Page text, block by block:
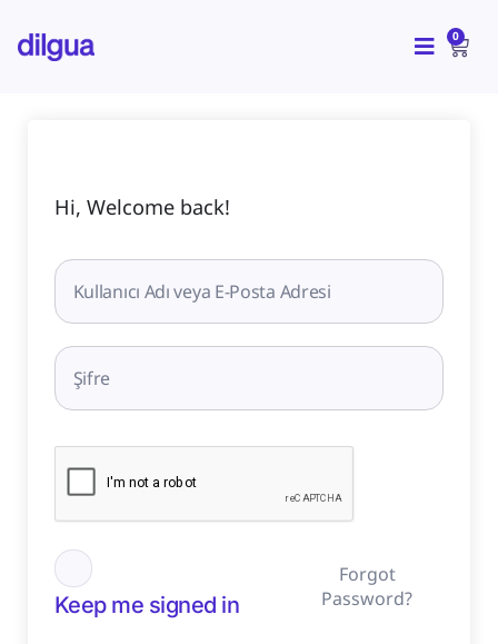
atla
0
Hi, Welcome back!
Keep me signed in
Forgot
Password?